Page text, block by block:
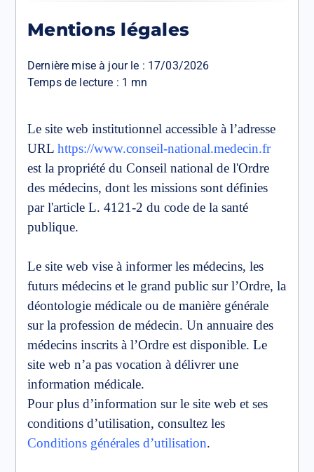
Mentions légales
Dernière mise à jour le : 17/03/2026
Temps de lecture : 1 mn
Le site web institutionnel accessible à l’adresse
URL https://www.conseil-national.medecin.fr
est la propriété du Conseil national de l'Ordre
des médecins, dont les missions sont définies
par l'article L. 4121-2 du code de la santé
publique.
Le site web vise à informer les médecins, les
futurs médecins et le grand public sur l’Ordre, la
déontologie médicale ou de manière générale
sur la profession de médecin. Un annuaire des
médecins inscrits à l’Ordre est disponible. Le
site web n’a pas vocation à délivrer une
information médicale.
Pour plus d’information sur le site web et ses
conditions d’utilisation, consultez les
Conditions générales d’utilisation.